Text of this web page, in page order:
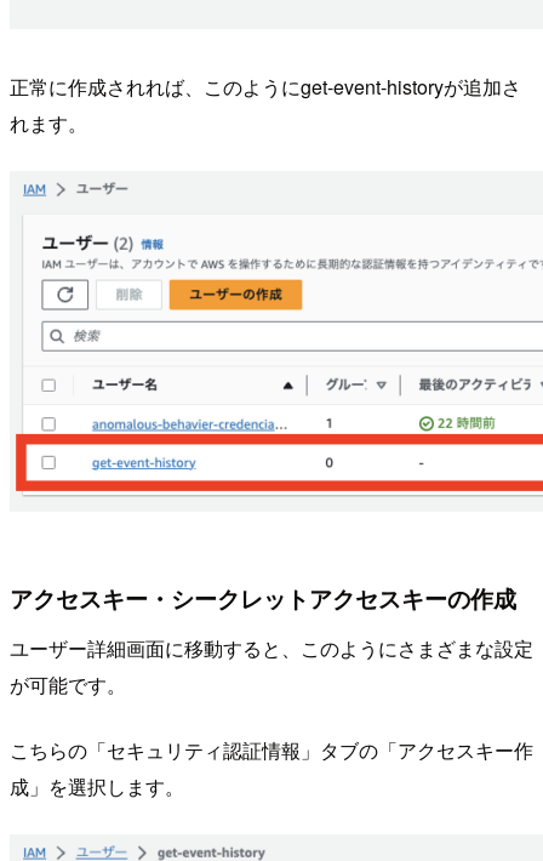
正常に作成されれば、このようにget-event-historyが追加さ
れます。
アクセスキー・シークレットアクセスキーの作成
ユーザー詳細画面に移動すると、このようにさまざまな設定
が可能です。
こちらの「セキュリティ認証情報」タブの「アクセスキー作
成」を選択します。